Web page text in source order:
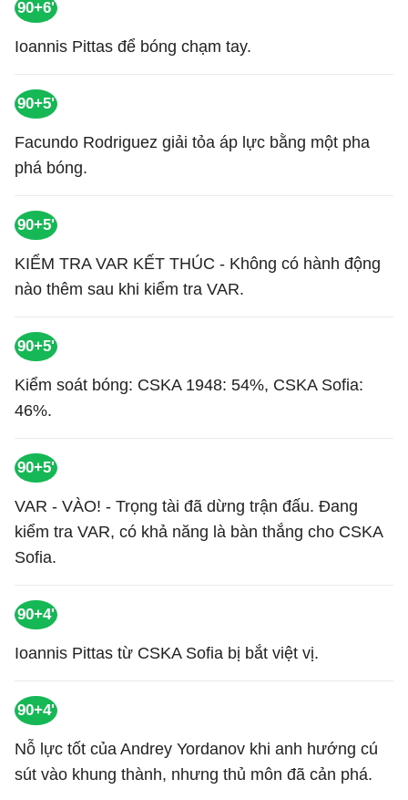
90+6'
Ioannis Pittas để bóng chạm tay.
90+5'
Facundo Rodriguez giải tỏa áp lực bằng một pha
phá bóng.
90+5'
KIỂM TRA VAR KẾT THÚC - Không có hành động
nào thêm sau khi kiểm tra VAR.
90+5'
Kiểm soát bóng: CSKA 1948: 54%, CSKA Sofia:
46%.
90+5'
VAR - VÀO! - Trọng tài đã dừng trận đấu. Đang
kiểm tra VAR, có khả năng là bàn thắng cho CSKA
Sofia.
90+4'
Ioannis Pittas từ CSKA Sofia bị bắt việt vị.
90+4'
Nỗ lực tốt của Andrey Yordanov khi anh hướng cú
sút vào khung thành, nhưng thủ môn đã cản phá.